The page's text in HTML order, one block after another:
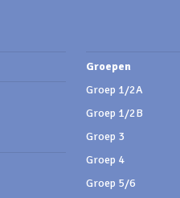
Groepen
Groep 1/2A
Groep 1/2B
Groep 3
Groep 4
Groep 5/6